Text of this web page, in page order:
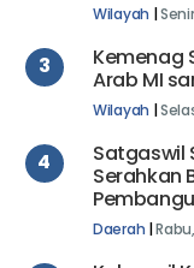
Wilayah |
3
Kemenag
Arab MI
Wilayah |
4
Satgaswil
Serahkan
Daerah |